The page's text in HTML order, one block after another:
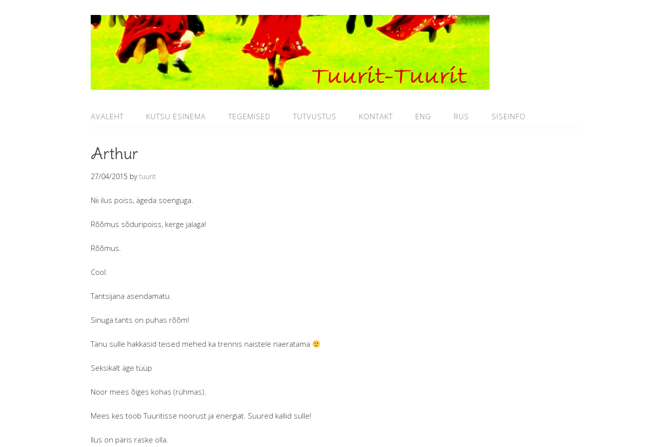
AVALEHT KUTSU ESINEMA TEGEMISED TUTVUSTUS KONTAKT ENG RUS SISEINFO
Arthur
27/04/2015 bytuurit
Nii ilus poiss, ägeda soenguga.
Rõõmus sõduripoiss, kerge jalaga!
Rõõmus.
Cool.
Tantsijana asendamatu.
Sinuga tants on puhas rõõm!
Tänu sulle hakkasid teised mehed ka trennis naistele naeratama
Seksikalt äge tüüp
Noor mees õiges kohas (rühmas).
Mees kes toob Tuuritisse noorust ja energiat. Suured kallid sulle!
Ilus on päris raske olla.